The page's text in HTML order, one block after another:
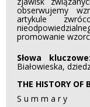
obserwujemy
artykule
promowanie
Słowa kluczowe:
Białowieska,
THE HISTORY OF
S u m m a r y